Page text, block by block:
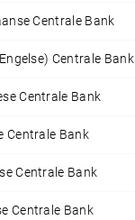
Centrale Bank
Centrale Bank
Centrale Bank
Centrale Bank
Centrale Bank
Centrale Bank